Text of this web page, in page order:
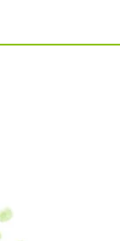
最新
ライフサービス